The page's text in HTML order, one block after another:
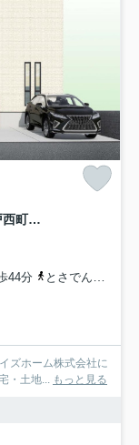
「土地広々64坪超の南西角地」高知市瀬戸西町2期1棟 新築一戸建て
44分
とさでん交通「グリーン団地西口」バス停下車 徒歩8分
ズホーム株式会社に
・土地... もっと見る